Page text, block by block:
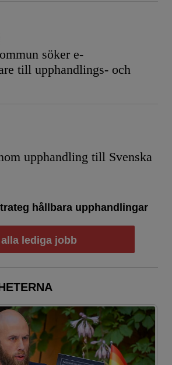
söker e-
till upphandlings- och
upphandling till Svenska
hållbara upphandlingar
lediga jobb